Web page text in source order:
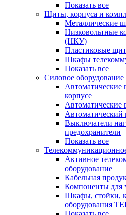
Показать все
Щиты, корпуса и
Металлические
Низковольтные
(НКУ)
Пластиковые
Шкафы
Показать все
Силовое оборудование
Автоматические
корпусе
Автоматический
Выключатели
предохранители
Показать все
Активное
оборудование
Кабельная
Компоненты для
Шкафы, стойки,
оборудования